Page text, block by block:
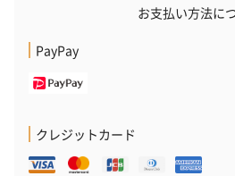
お支払い方法に
PayPay
クレジットカード